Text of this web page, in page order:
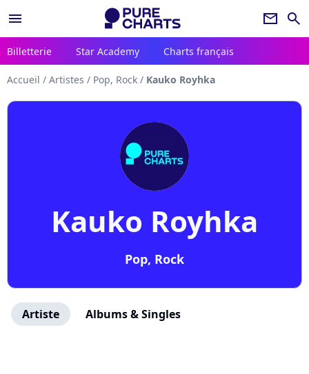
menu newsletter search
Billetterie Star Academy Charts français
Accueil / Artistes / Pop, Rock / Kauko Royhka
Kauko Royhka
Pop, Rock
Artiste Albums & Singles